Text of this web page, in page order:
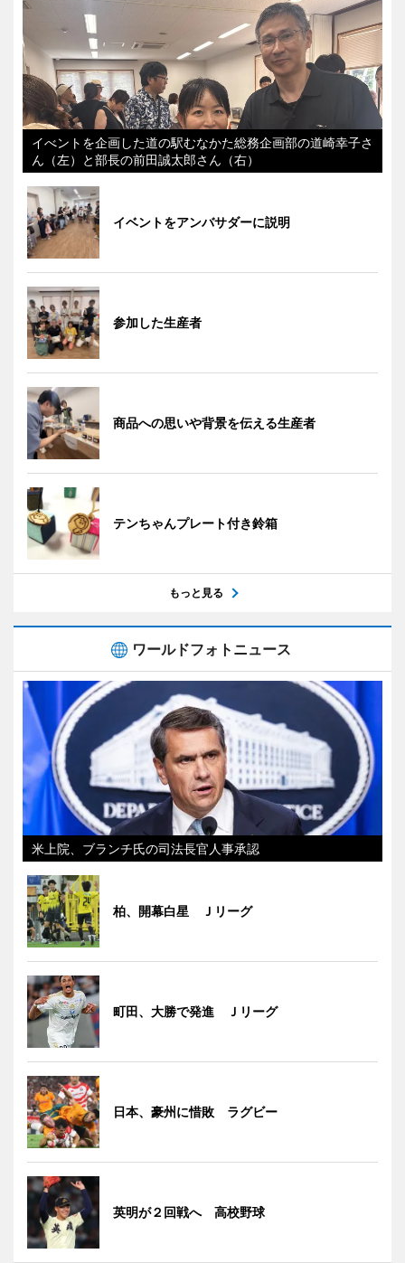
イべントを企画した道の駅むなかた総務企画部の道崎幸子さ
ん（左）と部長の前田誠太郎さん（右）
イベントをアンバサダーに説明
参加した生産者
商品への思いや背景を伝える生産者
テンちゃんプレート付き鈴箱
もっと見る
ワールドフォトニュース
米上院、ブランチ氏の司法長官人事承認
柏、開幕白星 Ｊリーグ
町田、大勝で発進 Ｊリーグ
日本、豪州に惜敗 ラグビー
英明が２回戦へ 高校野球